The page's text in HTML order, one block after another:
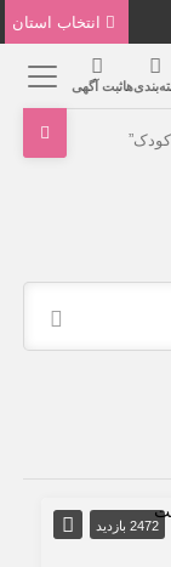
ثبت آگهی
2472 بازدید